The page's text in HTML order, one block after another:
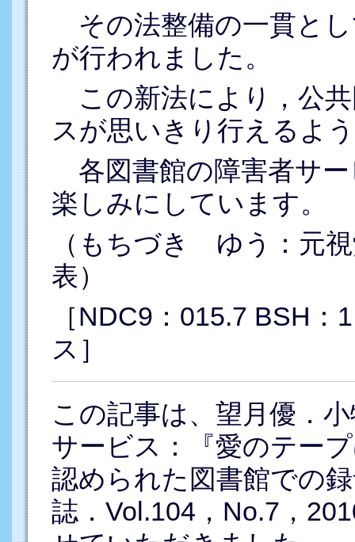
その法整備の一貫と
が行われました。
この新法により，公
スが思いきり行えるよ
各図書館の障害者サ
楽しみにしています。
（もちづき ゆう：元
表）
［NDC9：015.7 BSH
ス］
この記事は、望月優．
サービス：『愛のテー
認められた図書館での
誌．Vol.104，No.7，